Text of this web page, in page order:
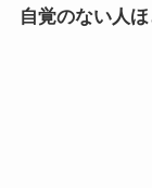
自覚のない人